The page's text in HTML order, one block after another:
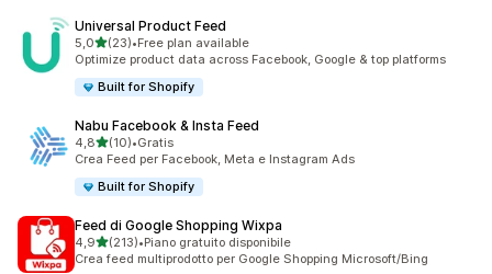
Universal Product Feed
5,0stelle su 5
(23)
23 recensioni totali
•Free plan available
Optimize product data across Facebook, Google & top platforms
Built for Shopify
Nabu Facebook & Insta Feed
4,8stelle su 5
(10)
10 recensioni totali
•Gratis
Crea Feed per Facebook, Meta e Instagram Ads
Built for Shopify
Feed di Google Shopping Wixpa
4,9stelle su 5
(213)
213 recensioni totali
•Piano gratuito disponibile
Crea feed multiprodotto per Google Shopping Microsoft/Bing